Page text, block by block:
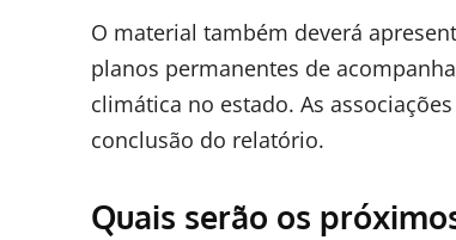
O material também deverá
planos permanentes de
climática no estado. As
conclusão do relatório.
Quais serão os